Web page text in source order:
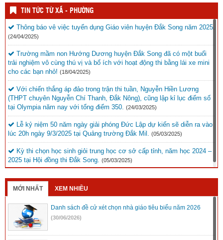
TIN TỨC TỪ XÃ - PHƯỜNG
Thông báo vê việc tuyển dụng Giáo viên huyện Đắk Song năm 2025.
(24/04/2025)
Trường mầm non Hướng Dương huyện Đắk Song đã có một buổi
trải nghiệm vô cùng thú vị và bổ ích với hoạt động thi bằng lái xe mini
cho các bạn nhỏ! (18/04/2025)
Với chiến thắng áp đảo trong trận thi tuần, Nguyễn Hiền Lương
(THPT chuyên Nguyễn Chí Thanh, Đắk Nông), cũng lập kỉ lục điểm số
tại Olympia năm nay với tổng điểm 350.
(24/03/2025)
Lễ kỷ niệm 50 năm ngày giải phóng Đức Lập dự kiến sẽ diễn ra vào
lúc 20h ngày 9/3/2025 tại Quảng trường Đắk Mil.
(05/03/2025)
Kỳ thi chọn học sinh giỏi trung học cơ sở cấp tỉnh, năm học 2024 –
2025 tại Hội đồng thi Đắk Song.
(05/03/2025)
MỚI NHẤT XEM NHIỀU
Danh sách đề cử xét chọn nhà giáo tiêu biểu năm 2026
(30/06/2026)